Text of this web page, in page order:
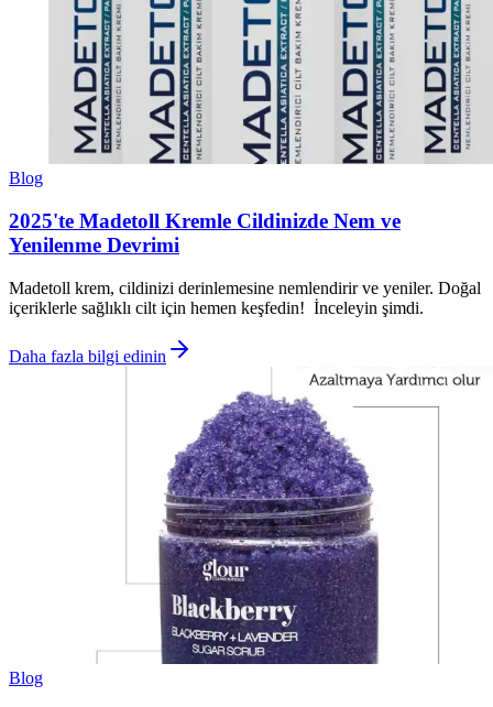
Blog
2025'te Madetoll Kremle Cildinizde Nem ve
Yenilenme Devrimi
Madetoll krem, cildinizi derinlemesine nemlendirir ve yeniler. Doğal
içeriklerle sağlıklı cilt için hemen keşfedin! İnceleyin şimdi.
Daha fazla bilgi edinin
Blog